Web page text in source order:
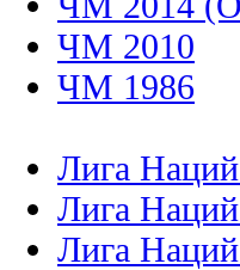
ЧМ 2010
ЧМ 1986
Лига
Лига
Лига